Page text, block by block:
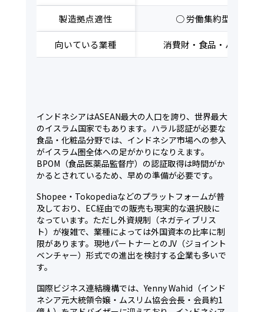
製造拠点適性 ○ 労働集約型産業に
向いている業種 消費財・食品・ハラル対
インドネシアはASEAN最大の人口を誇り、世界最大
のイスラム国家でもあります。ハラル認証が必要な
食品・化粧品分野では、インドネシア市場への参入
がイスラム圏全体への足がかりになりえます。
BPOM（食品医薬品監督庁）の認証取得は時間がか
かるとされているため、早めの準備が必要です。
Shopee・Tokopediaなどのプラットフォームが普
及しており、EC経由での販売も現実的な選択肢に
なっています。ただし外資規制（ネガティブリス
ト）が複雑で、業種によっては外国資本の比率に制
限があります。現地パートナーとのJV（ジョイント
ベンチャー）形式での進出を検討する企業も多いで
す。
国際ビジネス連結機構では、Yenny Wahid（インド
ネシア元大統領令嬢・ムスリム協会会長・会員約1